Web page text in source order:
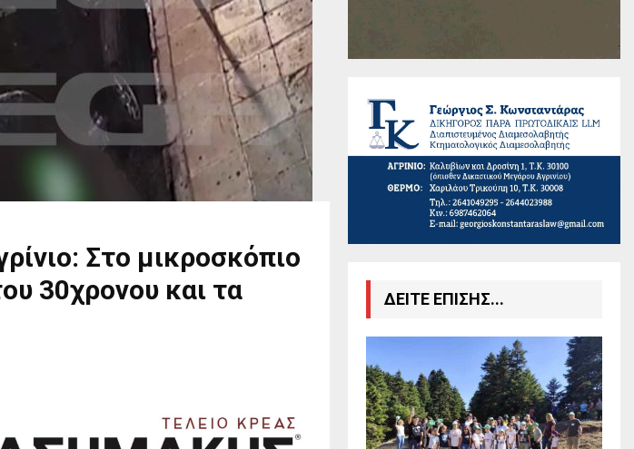
Στο μικροσκόπιο
30χρονου και τα
ΔΕΙΤΕ ΕΠΙΣΗΣ...